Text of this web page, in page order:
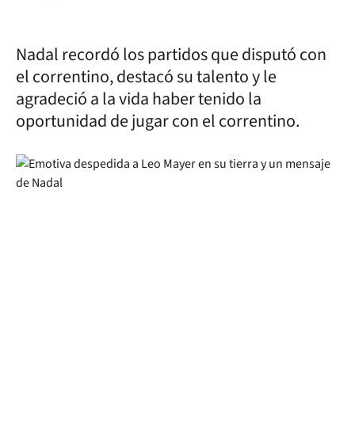
Nadal recordó los partidos que disputó con
el correntino, destacó su talento y le
agradeció a la vida haber tenido la
oportunidad de jugar con el correntino.